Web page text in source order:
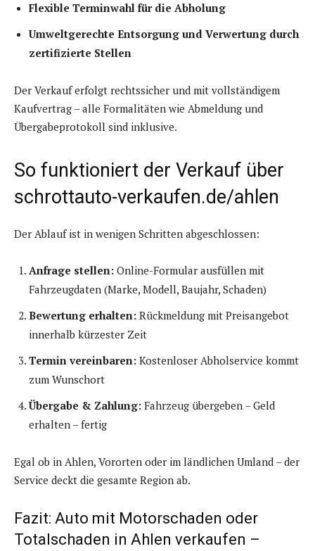
Flexible Terminwahl für die Abholung
Umweltgerechte Entsorgung und Verwertung durch
zertifizierte Stellen
Der Verkauf erfolgt rechtssicher und mit vollständigem
Kaufvertrag – alle Formalitäten wie Abmeldung und
Übergabeprotokoll sind inklusive.
So funktioniert der Verkauf über
schrottauto-verkaufen.de/ahlen
Der Ablauf ist in wenigen Schritten abgeschlossen:
Anfrage stellen: Online-Formular ausfüllen mit
Fahrzeugdaten (Marke, Modell, Baujahr, Schaden)
Bewertung erhalten: Rückmeldung mit Preisangebot
innerhalb kürzester Zeit
Termin vereinbaren: Kostenloser Abholservice kommt
zum Wunschort
Übergabe & Zahlung: Fahrzeug übergeben – Geld
erhalten – fertig
Egal ob in Ahlen, Vororten oder im ländlichen Umland – der
Service deckt die gesamte Region ab.
Fazit: Auto mit Motorschaden oder
Totalschaden in Ahlen verkaufen –